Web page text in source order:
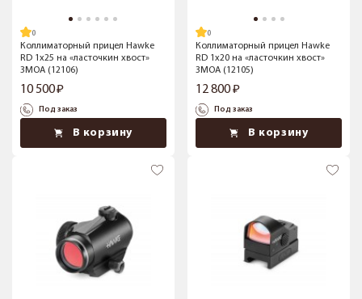
Коллиматорный прицел Hawke
RD 1x25 на «ласточкин хвост»
3MOA (12106)
10 500
Под заказ
В корзину
Коллиматорный прицел Hawke
RD 1x20 на «ласточкин хвост»
3MOA (12105)
12 800
Под заказ
В корзину